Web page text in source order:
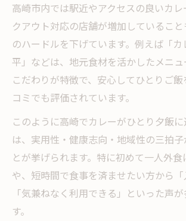
高崎市内では駅近やアクセスの良いカ
クアウト対応の店舗が増加しているこ
のハードルを下げています。例えば「
平」などは、地元食材を活かしたメニ
こだわりが特徴で、安心してひとりご
コミでも評価されています。
このように高崎でカレーがひとり夕飯
は、実用性・健康志向・地域性の三拍
とが挙げられます。特に初めて一人外
や、短時間で食事を済ませたい方から「
「気兼ねなく利用できる」といった声
す。